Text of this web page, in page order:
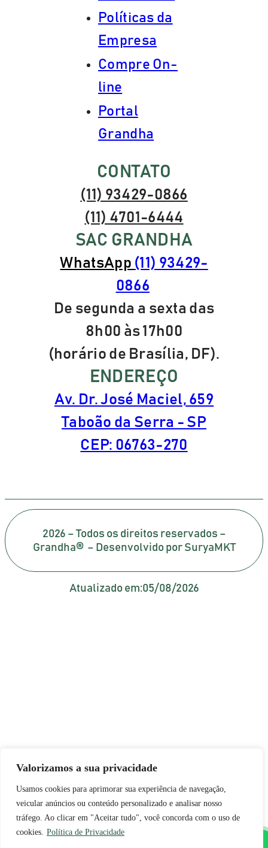
Valorizamos a sua privacidade
Usamos cookies para aprimorar sua experiência de navegação,
veicular anúncios ou conteúdo personalizado e analisar nosso
tráfego. Ao clicar em "Aceitar tudo", você concorda com o uso de
cookies. Política de Privacidade
Políticas da
Empresa
Compre On-
line
Portal
Grandha
CONTATO
(11) 93429-0866
(11) 4701-6444
SAC GRANDHA
WhatsApp (11) 93429-
0866
De segunda a sexta das
8h00 às 17h00
(horário de Brasília, DF).
ENDEREÇO
Av. Dr. José Maciel, 659
Taboão da Serra - SP
CEP: 06763-270
2026 – Todos os direitos reservados –
Grandha® – Desenvolvido por SuryaMKT
Atualizado em:05/08/2026